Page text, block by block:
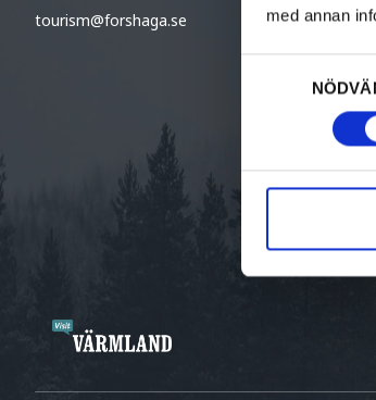
med annan
tourism@forshaga.se